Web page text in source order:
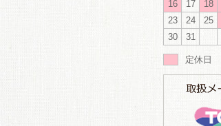
16
17 18
23
24 25
30
31
定休日